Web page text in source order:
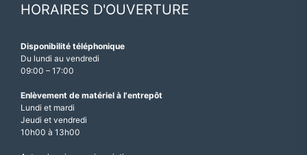
HORAIRES D'OUVERTURE
Disponibilité téléphonique
Du lundi au vendredi
09:00 – 17:00
Enlèvement de matériel à l'entrepôt
Lundi et mardi
Jeudi et vendredi
10h00 à 13h00